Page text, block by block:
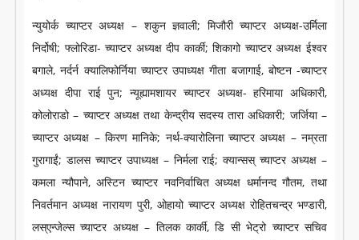
न्युयोर्क च्याप्टर अध्यक्ष – शकुन ज्ञवाली; मिजौरी च्याप्टर अध्यक्ष-उर्मिला
निर्दोषी; फ्लोरिडा- च्याप्टर अध्यक्ष दीप कार्की; शिकागो च्याप्टर अध्यक्ष ईश्वर
बगाले, नर्दर्न क्यालिफोर्निया च्याप्टर उपाध्यक्ष गीता बजागाई, बोष्टन -च्याप्टर
अध्यक्ष दीपा राई पुन; न्यूह्यामशायर च्याप्टर अध्यक्ष- हरिमाया अधिकारी,
कोलोराडो – च्याप्टर अध्यक्ष तथा केन्द्रीय सदस्य तारा अधिकारी; जर्जिया –
च्याप्टर अध्यक्ष – किरण मानिके; नर्थ-क्यारोलिना च्याप्टर अध्यक्ष – नम्रता
गुरागाईं; डालस च्याप्टर उपाध्यक्ष – निर्मला राई; क्यान्सस् च्याप्टर अध्यक्ष –
कमला न्यौपाने, अस्टिन च्याप्टर नवनिर्वाचित अध्यक्ष धर्मानन्द गौतम, तथा
निवर्तमान अध्यक्ष नारायण पुरी, ओहायो च्याप्टर अध्यक्ष रोहितचन्द्र भण्डारी,
लस्एन्जेल्स च्याप्टर अध्यक्ष – तिलक कार्की, डि सी भेट्रो च्याप्टर सचिव